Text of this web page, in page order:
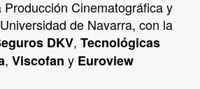
Cinematográfica y
de Navarra, con la
DKV, Tecnológicas
, Viscofan y Euroview